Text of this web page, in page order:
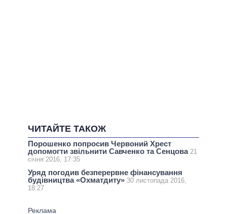
ЧИТАЙТЕ ТАКОЖ
Порошенко попросив Червоний Хрест
допомогти звільнити Савченко та Сенцова 21
січня 2016, 17:35
Уряд погодив безперервне фінансування
будівництва «Охматдиту» 30 листопада 2016,
18:27